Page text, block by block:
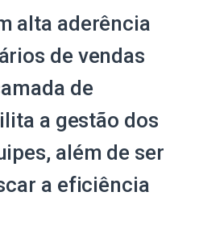
alta aderência
de vendas
de
a gestão dos
além de ser
a eficiência